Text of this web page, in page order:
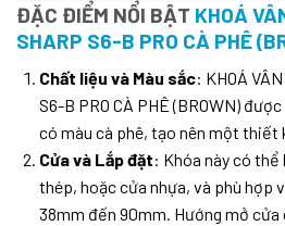
ĐẶC ĐIỂM NỔI BẬT KHOÁ
SHARP S6-B PRO CÀ PHÊ
Chất liệu và Màu sắc: KHOÁ
S6-B PRO CÀ PHÊ (BROWN)
có màu cà phê, tạo nên một thiết
Cửa và Lắp đặt: Khóa này có
thép, hoặc cửa nhựa, và phù hợp
38mm đến 90mm. Hướng mở